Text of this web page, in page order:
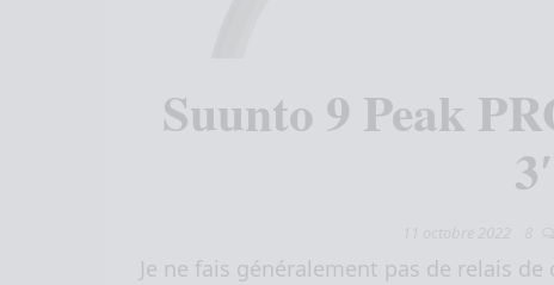
Suunto 9 Peak
3′
Je ne fais généralement pas de relais